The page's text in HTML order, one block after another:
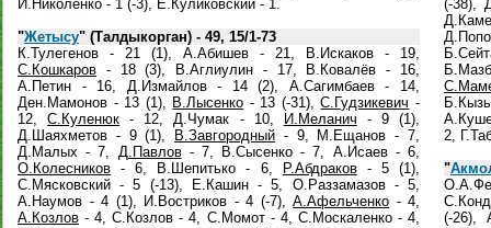
И.Николенко - 1 (-3), Е.Куликовский - 1.
"Жетысу" (Талдыкорган) - 49, 15/1-73
К.Тулегенов - 21 (1), А.Абишев - 21, В.Искаков - 19,
С.Кошкаров - 18 (3), В.Аглиулин - 17, В.Ковалёв - 16,
А.Петин - 16, Д.Измайлов - 14 (2), А.Сагимбаев - 14,
Ден.Мамонов - 13 (1), В.Лысенко - 13 (-31),С.Гудзикевич -
12,С.Куленюк - 12, Д.Чумак - 10, И.Меланич - 9 (1),
Д.Шаяхметов - 9 (1),
В.Завгородный - 9, М.Ещанов - 7,
Д.Малых - 7, Д.Павлов- 7, В.Сысенко - 7, А.Исаев - 6,
О.Колесников - 6, В.Шепитько - 6, Р.Абдраков- 5 (1),
С.Мясковский - 5 (-13), Е.Кашин - 5, О.Раззамазов - 5,
А.Наумов - 4 (1), И.Востриков - 4 (-7), А.Афельченко - 4,
А.Козлов - 4, С.Козлов - 4, С.Момот - 4, С.Москаленко - 4,
(-38),
2,
"
(-26),